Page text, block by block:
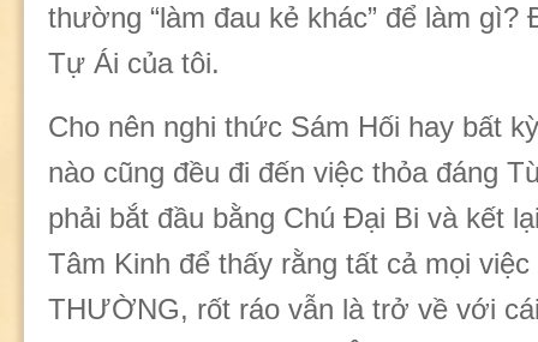
thường “làm đau kẻ khác” để làm gì?
Tự Ái của tôi.
Cho nên nghi thức Sám Hối hay bất
nào cũng đều đi đến việc thỏa đáng
phải bắt đầu bằng Chú Đại Bi và kết
Tâm Kinh để thấy rằng tất cả mọi
THƯỜNG, rốt ráo vẫn là trở về với